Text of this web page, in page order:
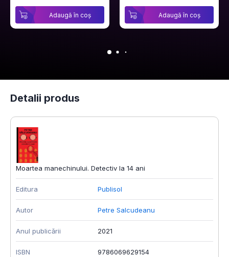
Adaugă în coș Adaugă în coș
Detalii produs
Moartea manechinului. Detectiv la 14 ani
Editura Publisol
Autor Petre Salcudeanu
Anul publicării 2021
ISBN 9786069629154